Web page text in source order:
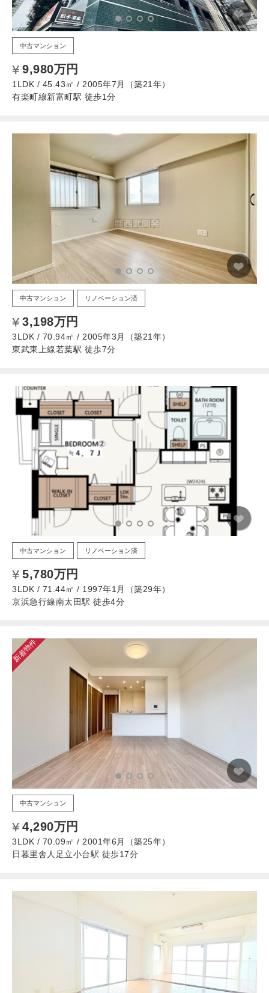
中古マンション
9,980万円
1LDK / 45.43㎡ / 2005年7月（築21年）
有楽町線新富町駅 徒歩1分
中古マンション リノベーション済
3,198万円
3LDK / 70.94㎡ / 2005年3月（築21年）
東武東上線若葉駅 徒歩7分
中古マンション リノベーション済
5,780万円
3LDK / 71.44㎡ / 1997年1月（築29年）
京浜急行線南太田駅 徒歩4分
新着物件
中古マンション
4,290万円
3LDK / 70.09㎡ / 2001年6月（築25年）
日暮里舎人足立小台駅 徒歩17分